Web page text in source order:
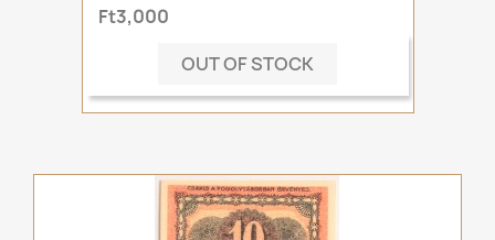
Ft3,000
OUT OF STOCK